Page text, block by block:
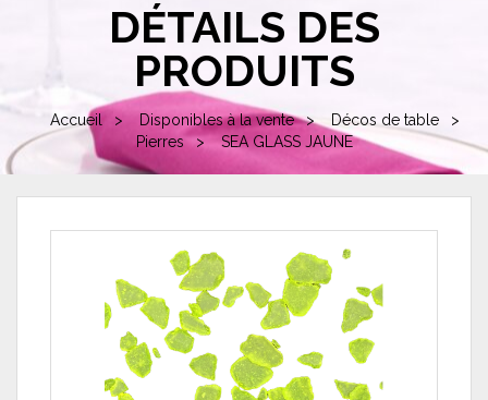
DÉTAILS DES
PRODUITS
Accueil Disponibles à la vente
Décos de table
Pierres
SEA GLASS JAUNE